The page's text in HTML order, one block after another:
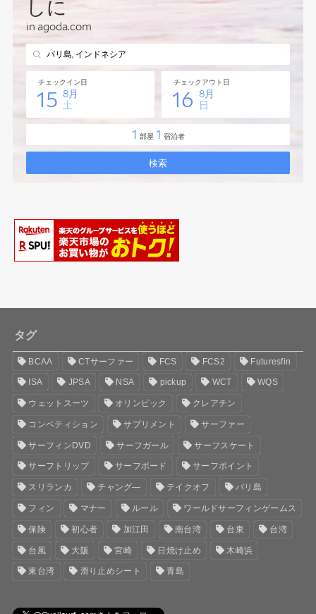
タグ
BCAA CTサーファー FCS FCS2 Futuresfin
ISA JPSA NSA pickup WCT WQS
ウェットスーツ オリンピック クレアチン
コンペティション サプリメント サーファー
サーフィンDVD サーフガール サーフスケート
サーフトリップ サーフボード サーフポイント
スリランカ チャング― テイクオフ バリ島
フィン マナー ルール ワールドサーフィンゲームス
保険 初心者 加江田 南台湾 台東 台湾
台風 大阪 宮崎 日焼け止め 木崎浜
東台湾 滑り止めシート 青島